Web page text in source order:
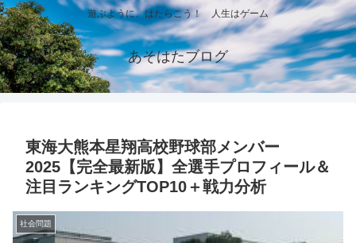
遊ぶように、はたらこう！ 人生はゲーム
あそはたブログ
東海大熊本星翔高校野球部メンバー
2025【完全最新版】全選手プロフィール＆
注目ランキングTOP10＋戦力分析
社会問題